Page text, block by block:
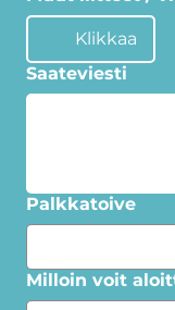
Klikkaa
Saateviesti
Palkkatoive
Milloin voit